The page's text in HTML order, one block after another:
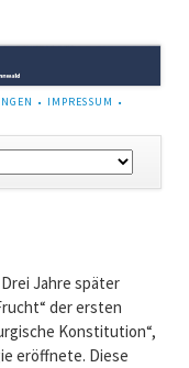
IMPRESSUM
Jahre später
der ersten
Konstitution“,
eröffnete. Diese